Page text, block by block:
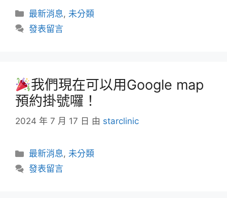
最新消息, 未分類
發表留言
我們現在可以用Google map
預約掛號囉！
2024 年 7 月 17 日 由 starclinic
最新消息,未分類
發表留言